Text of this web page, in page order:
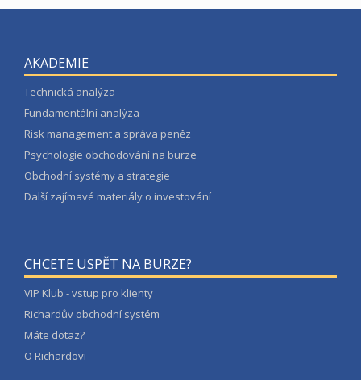
AKADEMIE
Technická analýza
Fundamentální analýza
Risk management a správa peněz
Psychologie obchodování na burze
Obchodní systémy a strategie
Další zajímavé materiály o investování
CHCETE USPĚT NA BURZE?
VIP Klub - vstup pro klienty
Richardův obchodní systém
Máte dotaz?
O Richardovi